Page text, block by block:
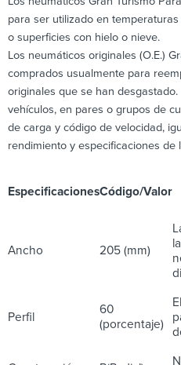
para ser utilizado en
o superficies con hielo o nieve.
Los neumáticos originales (O.E.)
comprados usualmente para
originales que se han
vehículos, en pares o grupos de
de carga y código de velocidad,
rendimiento y especificaciones de
EspecificacionesCódigo/Valor
Ancho 205 (mm)
Perfil
60
(porcentaje)